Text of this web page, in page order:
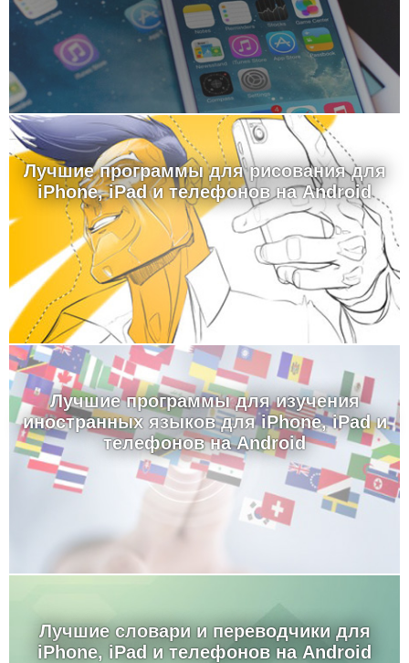
Лучшие программы для рисования для
iPhone, iPad и телефонов на Android
Лучшие программы для изучения
иностранных языков для iPhone, iPad и
телефонов на Android
Лучшие словари и переводчики для
iPhone, iPad и телефонов на Android